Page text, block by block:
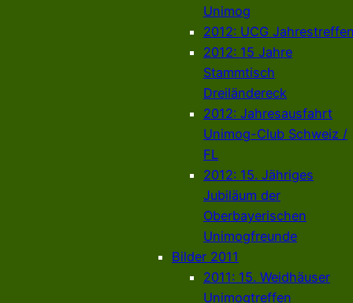
Unimog
2012: UCG
2012: 15 Jahre
Stammtisch
Dreiländereck
2012: Jahresausfahrt
Unimog-Club Schweiz /
FL
2012: 15. Jähriges
Jubiläum der
Oberbayerischen
Unimogfreunde
Bilder 2011
2011: 15. Weidhäuser
Unimogtreffen